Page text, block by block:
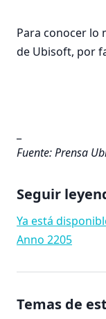
Para conocer lo
de Ubisoft, por
Fuente: Prensa
Seguir
Ya está
Anno 2205
Temas de